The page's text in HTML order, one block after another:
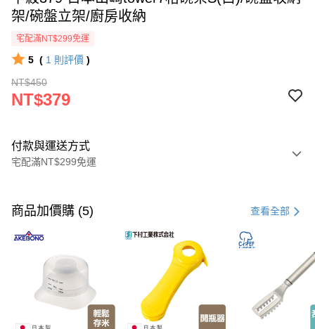
架/碗盤立架/廚房收納
宅配滿NT$299免運
5 ( 1 則評價 )
NT$450
NT$379
付款與運送方式
宅配滿NT$299免運
信用卡一次付款
超商取貨付款
LINE Pay
Apple Pay
商品加價購 (5) 查看全部